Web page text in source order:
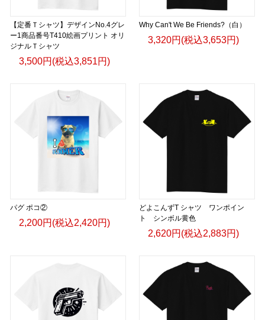
【定番Ｔシャツ】デザインNo.4グレ
ー1商品番号T410絵画プリント オリ
ジナルＴシャツ
3,500円(税込3,851円)
Why Can't We Be Friends?（白）
3,320円(税込3,653円)
パグ ポコ②
2,200円(税込2,420円)
どよこんずT シャツ ワンポイン
ト シンボル黄色
2,620円(税込2,883円)